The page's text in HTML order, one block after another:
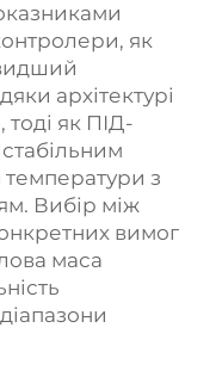
як
архітектурі
як ПІД-
з
Вибір між
вимог
маса